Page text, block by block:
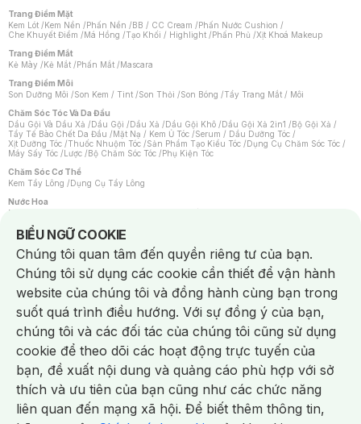
Trang Điểm Mặt
Kem Lót /Kem Nền /Phấn Nền /BB / CC Cream /Phấn Nước Cushion /
Che Khuyết Điểm /Má Hồng /Tạo Khối / Highlight /Phấn Phủ /Xịt Khoá Makeup
Trang Điểm Mắt
Kẻ Mày /Kẻ Mắt /Phấn Mắt /Mascara
Trang Điểm Môi
Son Dưỡng Môi /Son Kem / Tint /Son Thỏi /Son Bóng /Tẩy Trang Mắt / Môi
Chăm Sóc Tóc Và Da Đầu
Dầu Gội Và Dầu Xả /Dầu Gội /Dầu Xả /Dầu Gội Khô /Dầu Gội Xả 2in1 /Bộ Gội Xả /
Tẩy Tế Bào Chết Da Đầu /Mặt Nạ / Kem Ủ Tóc /Serum / Dầu Dưỡng Tóc /
Xịt Dưỡng Tóc /Thuốc Nhuộm Tóc /Sản Phẩm Tạo Kiểu Tóc /Dụng Cụ Chăm Sóc Tóc /
Máy Sấy Tóc /Lược /Bộ Chăm Sóc Tóc /Phụ Kiện Tóc
Chăm Sóc Cơ Thể
Kem Tẩy Lông /Dụng Cụ Tẩy Lông
Nước Hoa
Nước Hoa Nữ
Chăm Sóc Cá Nhân
Chống Muỗi /Khẩu Trang /Máy Massage/Mặt Nạ Xông Hơi /Nước Rửa Tay/
Sản Phẩm Chăm Sóc Khác /Bàn Chải Đánh Răng /Bàn Chải Điện/
Hỗ Trợ Trắng Răng/Kem Đánh Răng /Máy Tăm Nước/ Nước Súc Miệng/
Tăm / Chỉ Nha Khoa/ Xịt Thơm Miệng / Dung Dịch Vệ Sinh/Dưỡng Vùng Kín/
Khăn Ướt Vệ Sinh Vùng Kín/Băng Vệ Sinh/Tampon/Bọt Cạo Râu /Dao Cạo Râu/
Máy Cạo Râu
Vấn Đề Về Da
Da Dầu / Lỗ Chân Lông To/ Da Khô / Mất Nước/ Da Lão Hóa/ Da Mụn/
Da Nhạy Cảm / Kích Ứng
Da Xỉn Màu Thâm / Nám / Tàn Nhang
Quầng Thâm & Bọng Mắt /Sẹo /Viêm Da Cơ Địa
Dụng Cụ / Phụ Kiện Chăm Sóc Da
Bông Tẩy Trang
Khăn Lau Mặt Khô Dụng Cụ / Máy Rửa Mặt Máy Chăm Sóc Da
Dụng Cụ Chăm Sóc Khác
BIỂU NGỮ COOKIE
Notice about cookies usage
Chúng tôi quan tâm đến quyền riêng tư của bạn.
Chúng tôi sử dụng các cookie cần thiết để vận hành
website của chúng tôi và đồng hành cùng bạn trong
suốt quá trình điều hướng. Với sự đồng ý của bạn,
chúng tôi và các đối tác của chúng tôi cũng sử dụng
cookie để theo dõi các hoạt động trực tuyến của
bạn, đề xuất nội dung và quảng cáo phù hợp với sở
thích và ưu tiên của bạn cũng như các chức năng
liên quan đến mạng xã hội. Để biết thêm thông tin,